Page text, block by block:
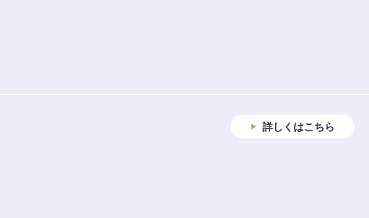
詳しくはこちら